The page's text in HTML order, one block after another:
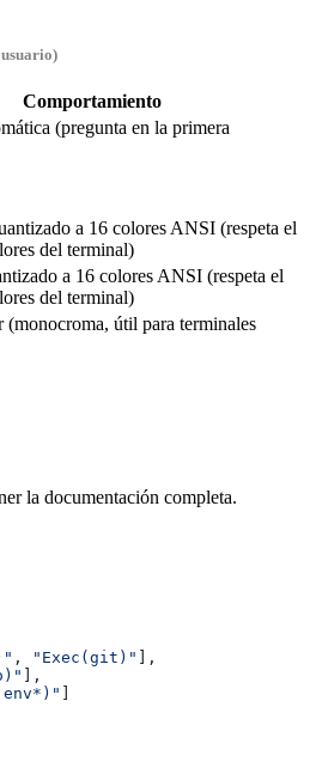
Comportamiento
(pregunta en la primera
a 16 colores ANSI (respeta el
del terminal)
a 16 colores ANSI (respeta el
del terminal)
(monocroma, útil para terminales
la documentación completa.
, "Exec(git)"
],
],